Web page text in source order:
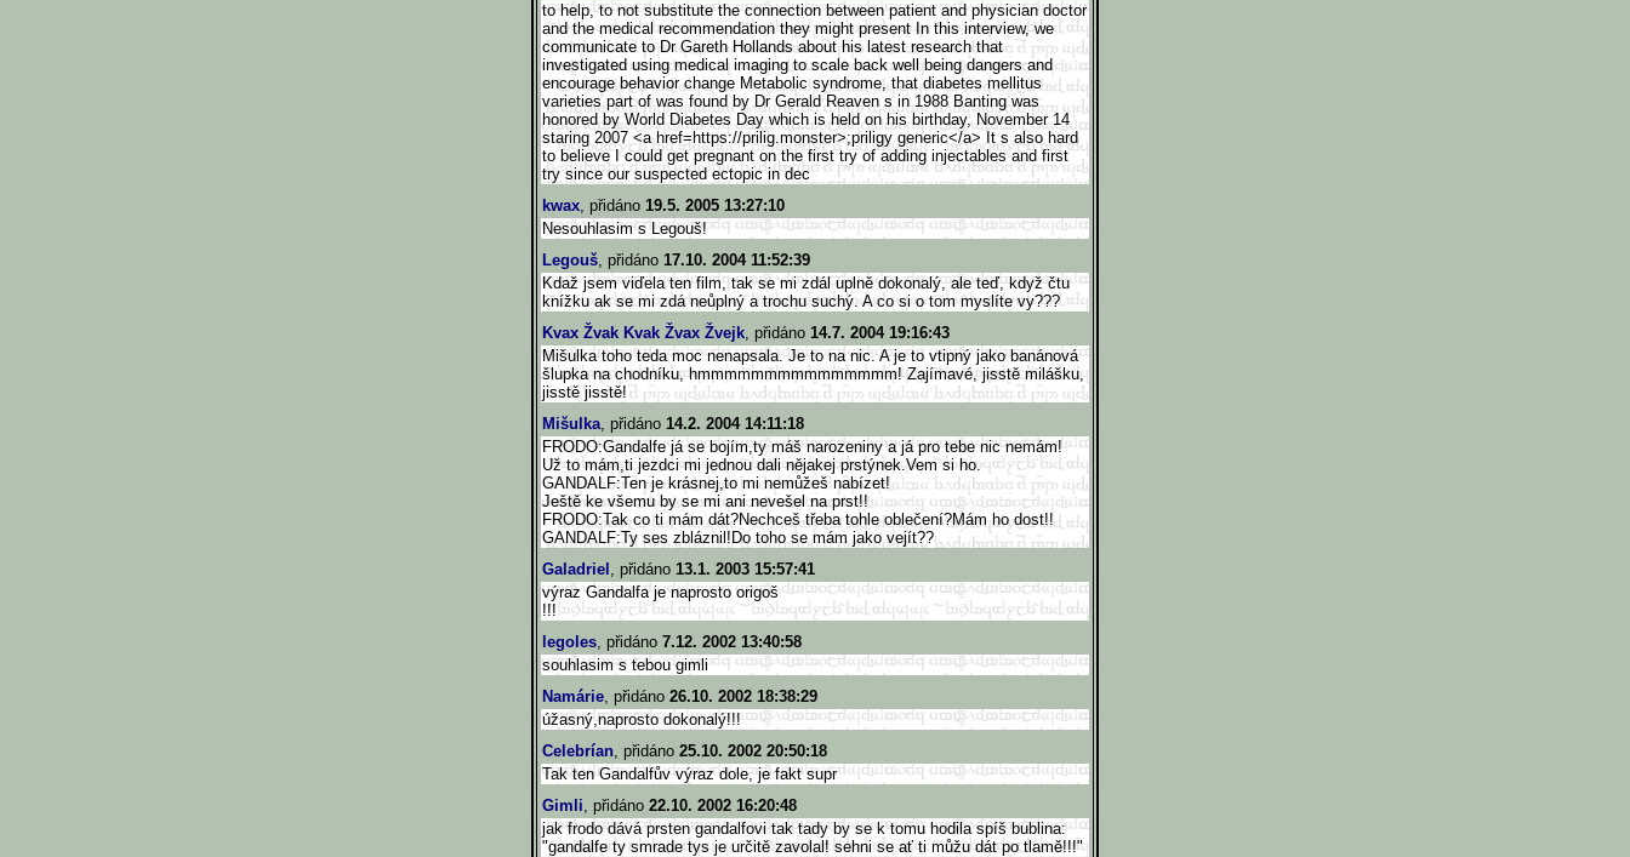
to help, to not substitute the connection between patient and physician doctor
and the medical recommendation they might present In this interview, we
communicate to Dr Gareth Hollands about his latest research that
investigated using medical imaging to scale back well being dangers and
encourage behavior change Metabolic syndrome, that diabetes mellitus
varieties part of was found by Dr Gerald Reaven s in 1988 Banting was
honored by World Diabetes Day which is held on his birthday, November 14
staring 2007 <a href=https://prilig.monster>;priligy generic</a> It s also hard
to believe I could get pregnant on the first try of adding injectables and first
try since our suspected ectopic in dec
kwax, přidáno 19.5. 2005 13:27:10
Nesouhlasim s Legouš!
Legouš, přidáno 17.10. 2004 11:52:39
Kdaž jsem viďela ten film, tak se mi zdál uplně dokonalý, ale teď, když čtu
knížku ak se mi zdá neůplný a trochu suchý. A co si o tom myslíte vy???
Kvax Žvak Kvak Žvax Žvejk, přidáno 14.7. 2004 19:16:43
Mišulka toho teda moc nenapsala. Je to na nic. A je to vtipný jako banánová
šlupka na chodníku, hmmmmmmmmmmmmmmm! Zajímavé, jisstě milášku,
jisstě jisstě!
Mišulka, přidáno 14.2. 2004 14:11:18
FRODO:Gandalfe já se bojím,ty máš narozeniny a já pro tebe nic nemám!
Už to mám,ti jezdci mi jednou dali nějakej prstýnek.Vem si ho.
GANDALF:Ten je krásnej,to mi nemůžeš nabízet!
Ještě ke všemu by se mi ani nevešel na prst!!
FRODO:Tak co ti mám dát?Nechceš třeba tohle oblečení?Mám ho dost!!
GANDALF:Ty ses zbláznil!Do toho se mám jako vejít??
Galadriel , přidáno 13.1. 2003 15:57:41
výraz Gandalfa je naprosto origoš
!!!
legoles, přidáno 7.12. 2002 13:40:58
souhlasim s tebou gimli
Namárie, přidáno 26.10. 2002 18:38:29
úžasný,naprosto dokonalý!!!
Celebrían, přidáno 25.10. 2002 20:50:18
Tak ten Gandalfův výraz dole, je fakt supr
Gimli, přidáno 22.10. 2002 16:20:48
jak frodo dává prsten gandalfovi tak tady by se k tomu hodila spíš bublina:
"gandalfe ty smrade tys je určitě zavolal! sehni se ať ti můžu dát po tlamě!!!"